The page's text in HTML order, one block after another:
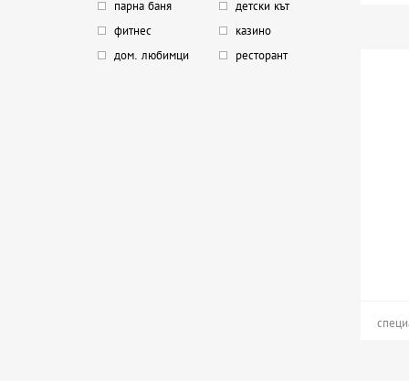
парна баня
детски кът
фитнес
казино
дом. любимци
ресторант